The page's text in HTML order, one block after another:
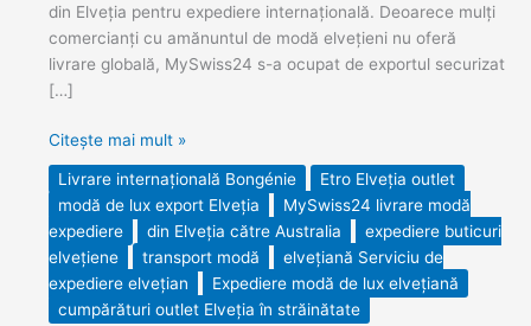
din Elveția pentru expediere internațională. Deoarece mulți
comercianți cu amănuntul de modă elvețieni nu oferă
livrare globală, MySwiss24 s-a ocupat de exportul securizat
[…]
Citește mai mult »
Livrare internațională Bongénie
Etro Elveția outlet
modă de lux export Elveția
MySwiss24 livrare modă
expediere
din Elveția către Australia
expediere buticuri
elvețiene
transport modă
elvețiană Serviciu de
expediere elvețian
Expediere modă de lux elvețiană
cumpărături outlet Elveția în străinătate